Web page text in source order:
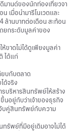
มานด์ของนักท่องเที่ยวจา
เมื่อนำมารีโนเวตและ
ล้านบาทต่อเดือน สะท้อน
ถยกระดับมูลค่าของ
ขาดไม่ได้ดูเพียงมูลค่า
ได้แก่
บกับตลาด
ด้จริง
บริหารสินทรัพย์ให้สร้าง
ขึ้นอยู่กับว่าเจ้าของธุรกิจ
จับคู่สินทรัพย์กับความ
รัพย์ที่มีอยู่เดิมอาจไม่ได้